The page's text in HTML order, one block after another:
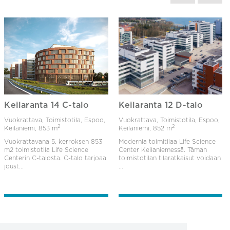
Keilaranta 14 C-talo
Vuokrattava, Toimistotila, Espoo,
Keilaniemi,853 m2
Vuokrattavana 5. kerroksen 853
m2 toimistotila Life Science
Centerin C-talosta. C-talo tarjoaa
joust...
Keilaranta 12 D-talo
Vuokrattava, Toimistotila, Espoo,
Keilaniemi, 852 m2
Modernia toimitilaa Life Science
Center Keilaniemessä. Tämän
toimistotilan tilaratkaisut voidaan